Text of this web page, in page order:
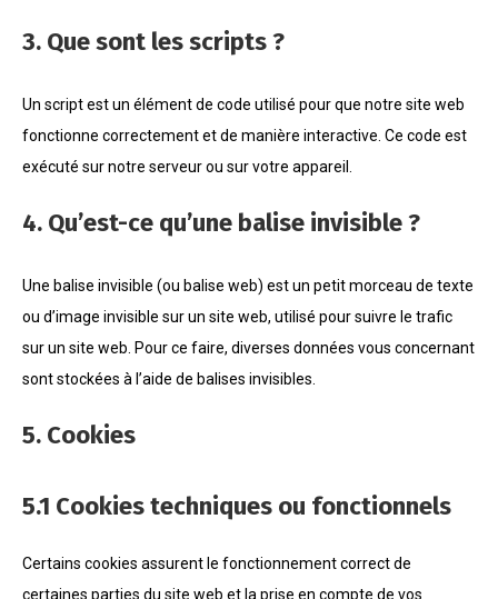
3. Que sont les scripts ?
Un script est un élément de code utilisé pour que notre site web
fonctionne correctement et de manière interactive. Ce code est
exécuté sur notre serveur ou sur votre appareil.
4. Qu’est-ce qu’une balise invisible ?
Une balise invisible (ou balise web) est un petit morceau de texte
ou d’image invisible sur un site web, utilisé pour suivre le trafic
sur un site web. Pour ce faire, diverses données vous concernant
sont stockées à l’aide de balises invisibles.
5. Cookies
5.1 Cookies techniques ou fonctionnels
Certains cookies assurent le fonctionnement correct de
certaines parties du site web et la prise en compte de vos